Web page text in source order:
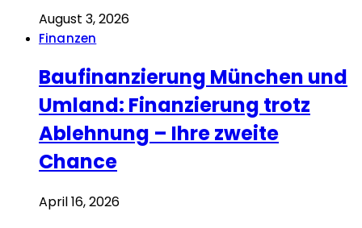
August 3, 2026
Finanzen
Baufinanzierung München und
Umland: Finanzierung trotz
Ablehnung – Ihre zweite
Chance
April 16, 2026